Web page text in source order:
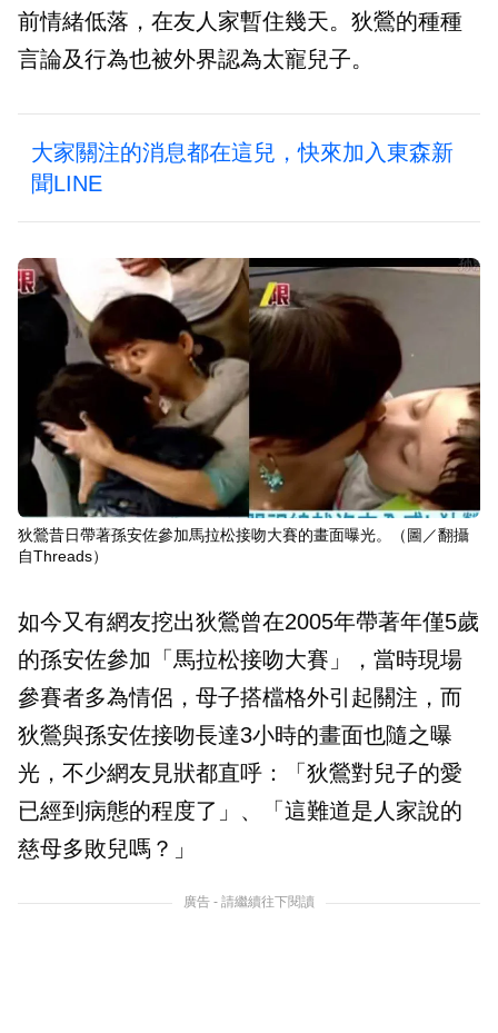
前情緒低落，在友人家暫住幾天。狄鶯的種種
言論及行為也被外界認為太寵兒子。
大家關注的消息都在這兒，快來加入東森新
聞LINE
狄鶯昔日帶著孫安佐參加馬拉松接吻大賽的畫面曝光。（圖／翻攝
自Threads）
如今又有網友挖出狄鶯曾在2005年帶著年僅5歲
的孫安佐參加「馬拉松接吻大賽」，當時現場
參賽者多為情侶，母子搭檔格外引起關注，而
狄鶯與孫安佐接吻長達3小時的畫面也隨之曝
光，不少網友見狀都直呼：「狄鶯對兒子的愛
已經到病態的程度了」、「這難道是人家說的
慈母多敗兒嗎？」
廣告 - 請繼續往下閱讀